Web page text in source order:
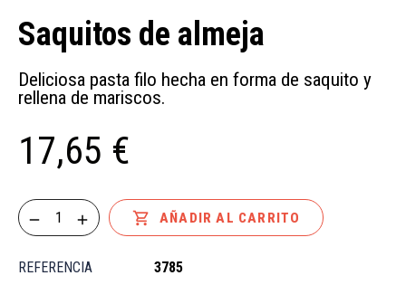
Saquitos de almeja
Deliciosa pasta filo hecha en forma de saquito y
rellena de mariscos.
17,65 €
 AÑADIR AL CARRITO
REFERENCIA
3785